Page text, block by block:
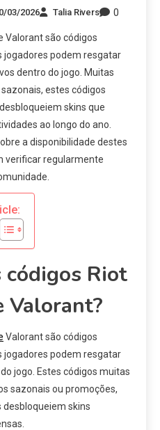
03/2026 Talia Rivers 0
Valorant são códigos
jogadores podem resgatar
dentro do jogo. Muitas
estes códigos
skins que
ao longo do ano.
a disponibilidade destes
verificar regularmente
códigos Riot
Valorant?
Valorant são códigos
jogadores podem resgatar
jogo. Estes códigos muitas
sazonais ou promoções,
skins